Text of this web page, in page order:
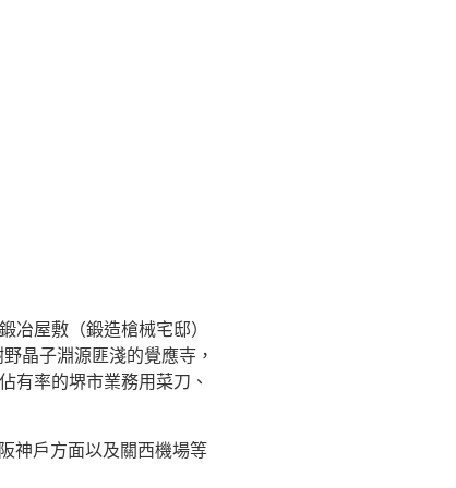
屋敷（鍛造槍械宅邸）
晶子淵源匪淺的覺應寺，
有率的堺市業務用菜刀、
神戶方面以及關西機場等